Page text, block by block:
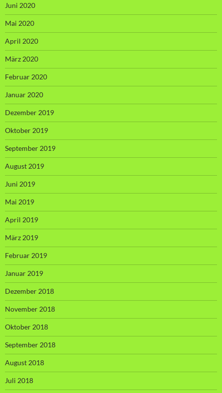
Juni 2020
Mai 2020
April 2020
März 2020
Februar 2020
Januar 2020
Dezember 2019
Oktober 2019
September 2019
August 2019
Juni 2019
Mai 2019
April 2019
März 2019
Februar 2019
Januar 2019
Dezember 2018
November 2018
Oktober 2018
September 2018
August 2018
Juli 2018